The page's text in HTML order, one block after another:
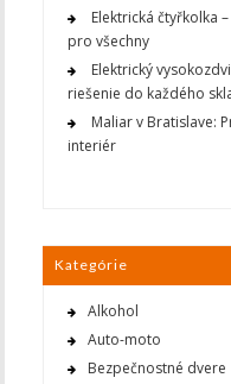
Elektrická čtyřkolka
pro všechny
Elektrický
riešenie do každého
Maliar v Bratislave:
interiér
Kategórie
Alkohol
Auto-moto
Bezpečnostné dvere